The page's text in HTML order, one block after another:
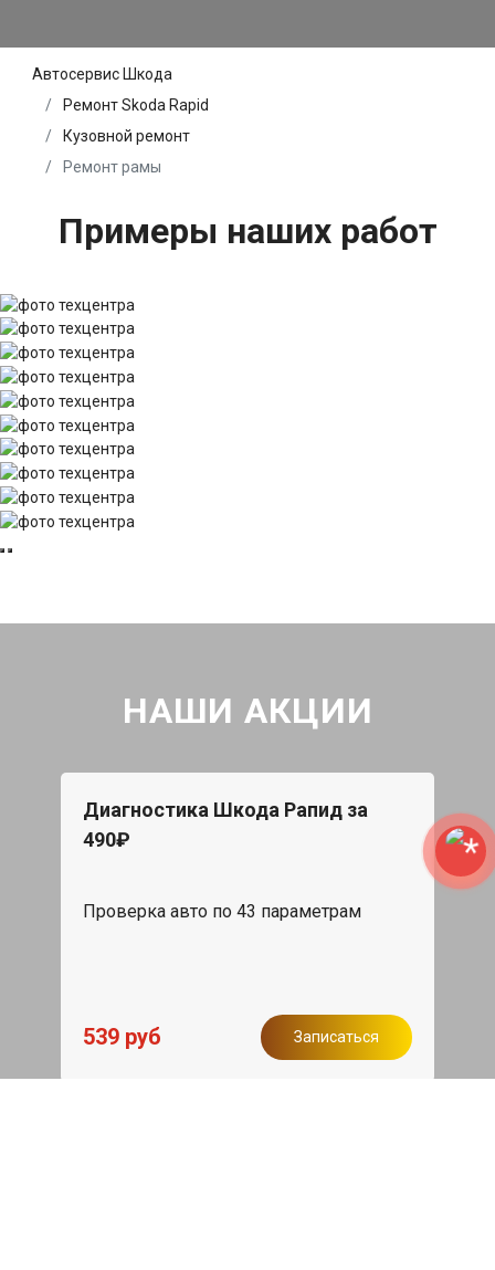
Автосервис Шкода
Ремонт Skoda Rapid
Кузовной ремонт
Ремонт рамы
Примеры наших работ
НАШИ АКЦИИ
Диагностика Шкода Рапид за
490₽
Проверка авто по 43 параметрам
539 руб Записаться